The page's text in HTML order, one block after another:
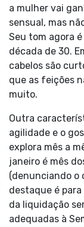
a mulher vai
sensual, mas
Seu tom agora
década de 30.
cabelos são
que as feições
muito.
Outra
agilidade e o
explora mês a
janeiro é mês
(denunciando o
destaque é
da liquidação
adequadas à